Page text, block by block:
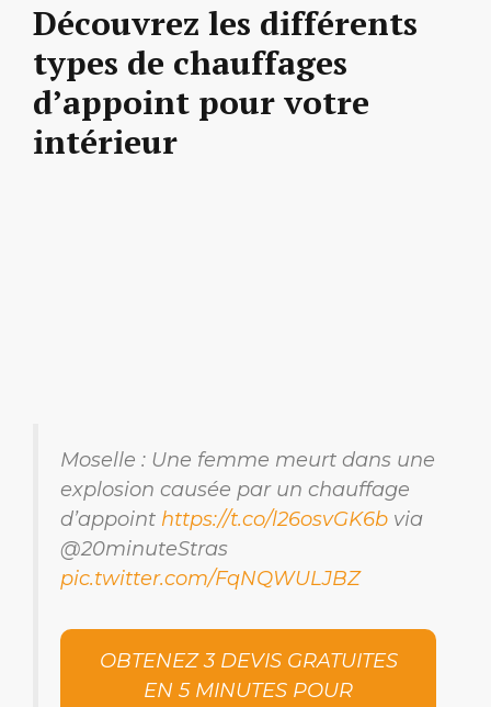
Découvrez les différents
types de chauffages
d’appoint pour votre
intérieur
Moselle : Une femme meurt dans une
explosion causée par un chauffage
d’appoint https://t.co/l26osvGK6b via
@20minuteStras
pic.twitter.com/FqNQWULJBZ
OBTENEZ 3 DEVIS GRATUITES
EN 5 MINUTES POUR